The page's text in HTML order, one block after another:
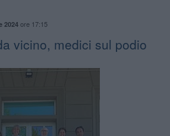
2024ore 17:15
vicino, medici sul podio